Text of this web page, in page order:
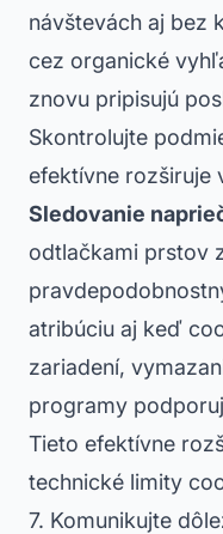
návštevách aj bez
cez organické
znovu pripisujú
Skontrolujte
efektívne rozširuje
Sledovanie
odtlačkami prstov
atribúciu aj keď
zariadení,
programy
Tieto efektívne
technické limity
7. Komunikujte